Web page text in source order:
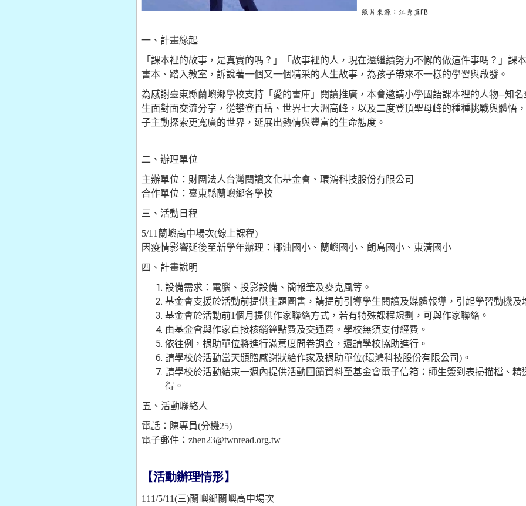
一、計畫緣起
「課本裡的故事，是真實的嗎？」「故事裡的人，現在還繼續努力不懈的做這件事嗎？」課
書本、踏入教室，訴說著一個又一個精采的人生故事，為孩子帶來不一樣的學習與啟發。
為感謝臺東縣蘭嶼鄉學校支持「愛的書庫」閱讀推廣，本會邀請小學國語課本裡的人物─知名
生面對面交流分享，從攀登百岳、世界七大洲高峰，以及二度登頂聖母峰的種種挑戰與體悟
子主動探索更寬廣的世界，延展出熱情與豐富的生命態度。
二、辦理單位
主辦單位：財團法人台灣閱讀文化基金會、環鴻科技股份有限公司
合作單位：臺東縣蘭嶼鄉各學校
三、活動日程
5/11蘭嶼高中場次(線上課程)
因疫情影響延後至新學年辦理：椰油國小、 蘭嶼國小、 朗島國小、 東清國小
四、計畫說明
設備需求：電腦、投影設備、簡報筆及麥克風等。
基金會支援於活動前提供主題圖書，請提前引導學生閱讀及媒體報導，引起學習動機及
基金會於活動前1個月提供作家聯絡方式，若有特殊課程規劃，可與作家聯絡。
由基金會與作家直接核銷鐘點費及交通費。學校無須支付經費。
依往例，捐助單位將進行滿意度問卷調查，還請學校協助進行。
請學校於活動當天頒贈感謝狀給作家及捐助單位(環鴻科技股份有限公司) 。
請學校於活動結束一週內提供活動回饋資料至基金會電子信箱：師生簽到表掃描檔、精
得。
五、活動聯絡人
電話：陳專員(分機25)
電子郵件：zhen23@twnread.org.tw
【活動辦理情形】
111/5/11(三)蘭嶼鄉蘭嶼高中場次